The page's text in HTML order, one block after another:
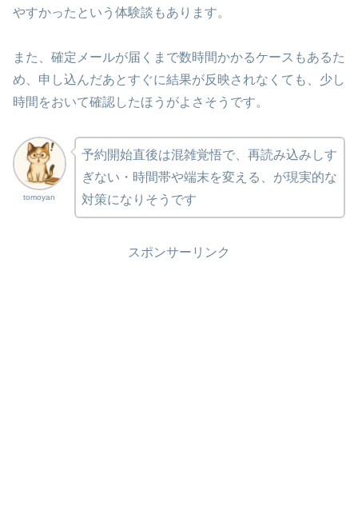
やすかったという体験談もあります。
また、確定メールが届くまで数時間かかるケースもあるた
め、申し込んだあとすぐに結果が反映されなくても、少し
時間をおいて確認したほうがよさそうです。
tomoyan
予約開始直後は混雑覚悟で、再読み込みしす
ぎない・時間帯や端末を変える、が現実的な
対策になりそうです
スポンサーリンク